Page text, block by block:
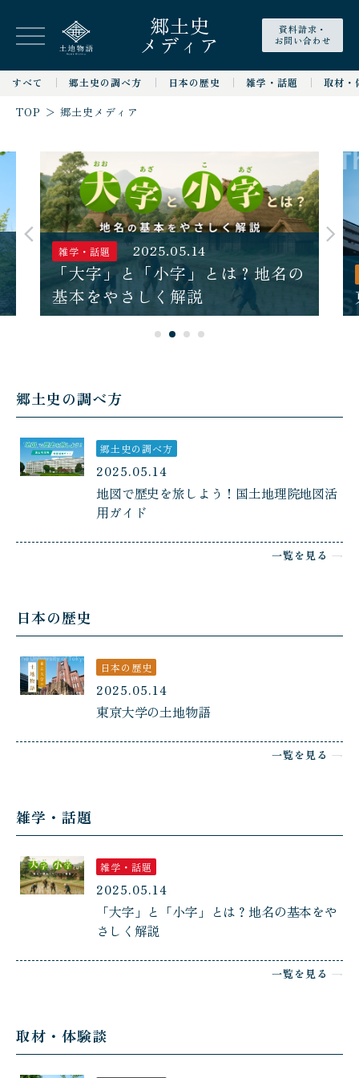
郷土史
メディア
資料請求・
お問い合わせ
すべて 郷土史の調べ方 日本の歴史 雑学・話題 取材・
TOP ＞ 郷土史メディア
雑学・話題 2025.05.14
「大字」と「小字」とは？地名の
基本をやさしく解説
郷土史の調べ方
一覧を見る
郷土史の調べ方
2025.05.14
地図で歴史を旅しよう！国土地理院地図活
用ガイド
日本の歴史
一覧を見る
日本の歴史
2025.05.14
東京大学の土地物語
雑学・話題
一覧を見る
雑学・話題
2025.05.14
「大字」と「小字」とは？地名の基本をや
さしく解説
取材・体験談